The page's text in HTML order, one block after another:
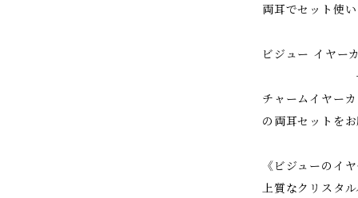
両耳でセット使
ビジュー イヤー
チャームイヤー
の両耳セットを
《ビジューのイ
上質なクリスタ